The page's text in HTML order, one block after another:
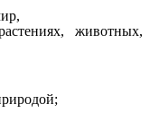
животных,